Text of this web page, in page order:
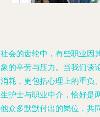
会的齿轮中，有些职业因
的辛劳与压力。当我们谈
耗，更包括心理上的重负
护士与职业中介，恰好是
众多默默付出的岗位，共